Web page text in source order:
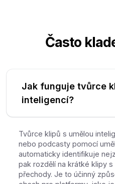
Často
Jak funguje tvůrce
inteligencí?
Tvůrce klipů s umělou
nebo podcasty pomocí
automaticky identifikuje
pak rozdělí na krátké klipy s
přechody. Je to účinný